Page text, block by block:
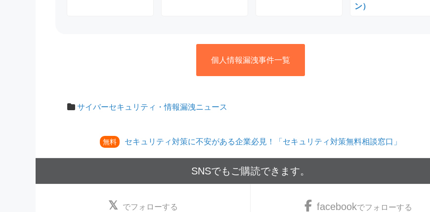
ン）
個人情報漏洩事件一覧
サイバーセキュリティ・情報漏洩ニュース
無料 セキュリティ対策に不安がある企業必見！「セキュリティ対策無料相談窓口」
SNSでもご購読できます。
でフォローする facebookでフォローする